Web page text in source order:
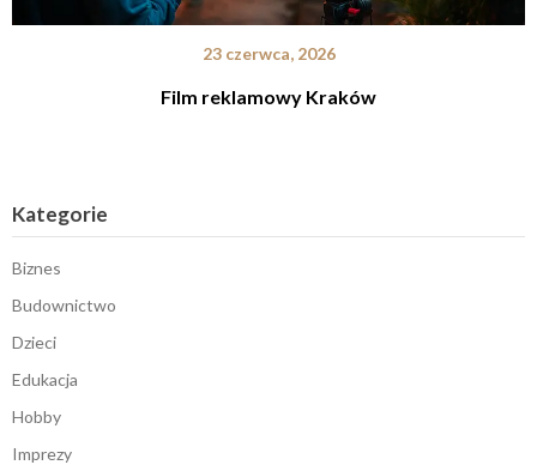
23 czerwca, 2026
Film reklamowy Kraków
Kategorie
Biznes
Budownictwo
Dzieci
Edukacja
Hobby
Imprezy